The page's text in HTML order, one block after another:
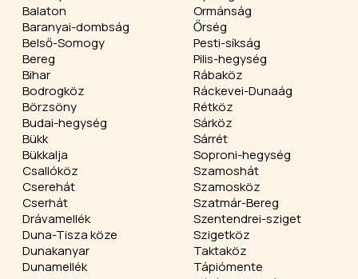
Balaton
Baranyai-dombság
Belső-Somogy
Bereg
Bihar
Bodrogköz
Börzsöny
Budai-hegység
Bükk
Bükkalja
Csallóköz
Cserehát
Cserhát
Drávamellék
Duna-Tisza köze
Dunakanyar
Dunamellék
Ormánság
Őrség
Pesti-síkság
Pilis-hegység
Rábaköz
Ráckevei-Dunaág
Rétköz
Sárköz
Sárrét
Soproni-hegység
Szamoshát
Szamosköz
Szatmár-Bereg
Szentendrei-sziget
Szigetköz
Taktaköz
Tápiómente